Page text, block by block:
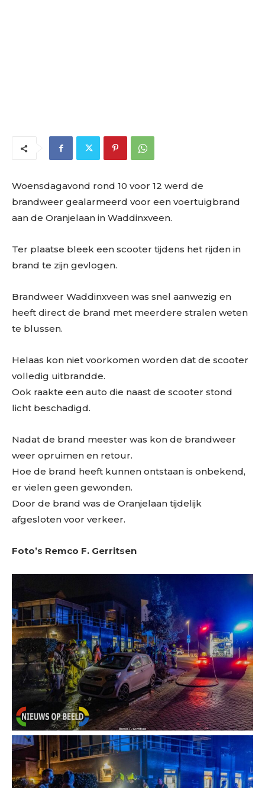
Woensdagavond rond 10 voor 12 werd de
brandweer gealarmeerd voor een voertuigbrand
aan de Oranjelaan in Waddinxveen.
Ter plaatse bleek een scooter tijdens het rijden in
brand te zijn gevlogen.
Brandweer Waddinxveen was snel aanwezig en
heeft direct de brand met meerdere stralen weten
te blussen.
Helaas kon niet voorkomen worden dat de scooter
volledig uitbrandde.
Ook raakte een auto die naast de scooter stond
licht beschadigd.
Nadat de brand meester was kon de brandweer
weer opruimen en retour.
Hoe de brand heeft kunnen ontstaan is onbekend,
er vielen geen gewonden.
Door de brand was de Oranjelaan tijdelijk
afgesloten voor verkeer.
Foto’s Remco F. Gerritsen